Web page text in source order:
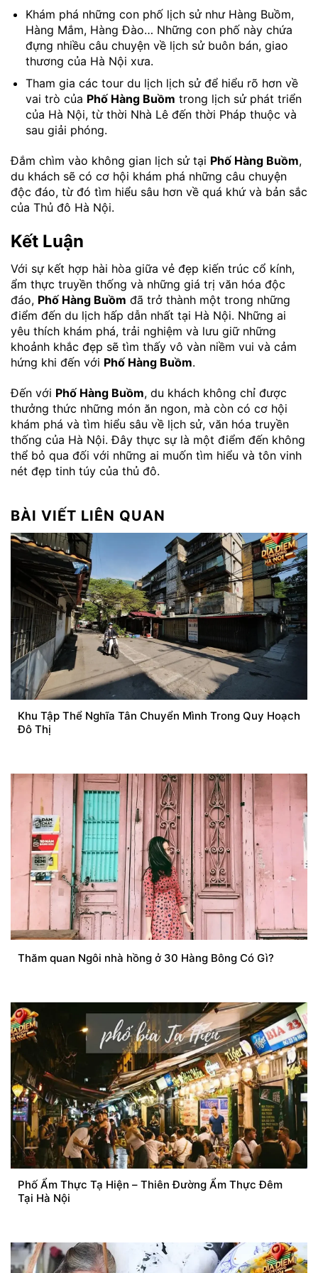
Khám phá những con phố lịch sử như Hàng Buồm,
Hàng Mắm, Hàng Đào… Những con phố này chứa
đựng nhiều câu chuyện về lịch sử buôn bán, giao
thương của Hà Nội xưa.
Tham gia các tour du lịch lịch sử để hiểu rõ hơn về
vai trò của Phố Hàng Buồm trong lịch sử phát triển
của Hà Nội, từ thời Nhà Lê đến thời Pháp thuộc và
sau giải phóng.
Đắm chìm vào không gian lịch sử tại Phố Hàng Buồm,
du khách sẽ có cơ hội khám phá những câu chuyện
độc đáo, từ đó tìm hiểu sâu hơn về quá khứ và bản sắc
của Thủ đô Hà Nội.
Kết Luận
Với sự kết hợp hài hòa giữa vẻ đẹp kiến trúc cổ kính,
ẩm thực truyền thống và những giá trị văn hóa độc
đáo, Phố Hàng Buồm đã trở thành một trong những
điểm đến du lịch hấp dẫn nhất tại Hà Nội. Những ai
yêu thích khám phá, trải nghiệm và lưu giữ những
khoảnh khắc đẹp sẽ tìm thấy vô vàn niềm vui và cảm
hứng khi đến với Phố Hàng Buồm.
Đến với Phố Hàng Buồm, du khách không chỉ được
thưởng thức những món ăn ngon, mà còn có cơ hội
khám phá và tìm hiểu sâu về lịch sử, văn hóa truyền
thống của Hà Nội. Đây thực sự là một điểm đến không
thể bỏ qua đối với những ai muốn tìm hiểu và tôn vinh
nét đẹp tinh túy của thủ đô.
BÀI VIẾT LIÊN QUAN
Khu Tập Thể Nghĩa Tân Chuyển Mình Trong Quy Hoạch
Đô Thị
Thăm quan Ngôi nhà hồng ở 30 Hàng Bông Có Gì?
Phố Ẩm Thực Tạ Hiện – Thiên Đường Ẩm Thực Đêm
Tại Hà Nội